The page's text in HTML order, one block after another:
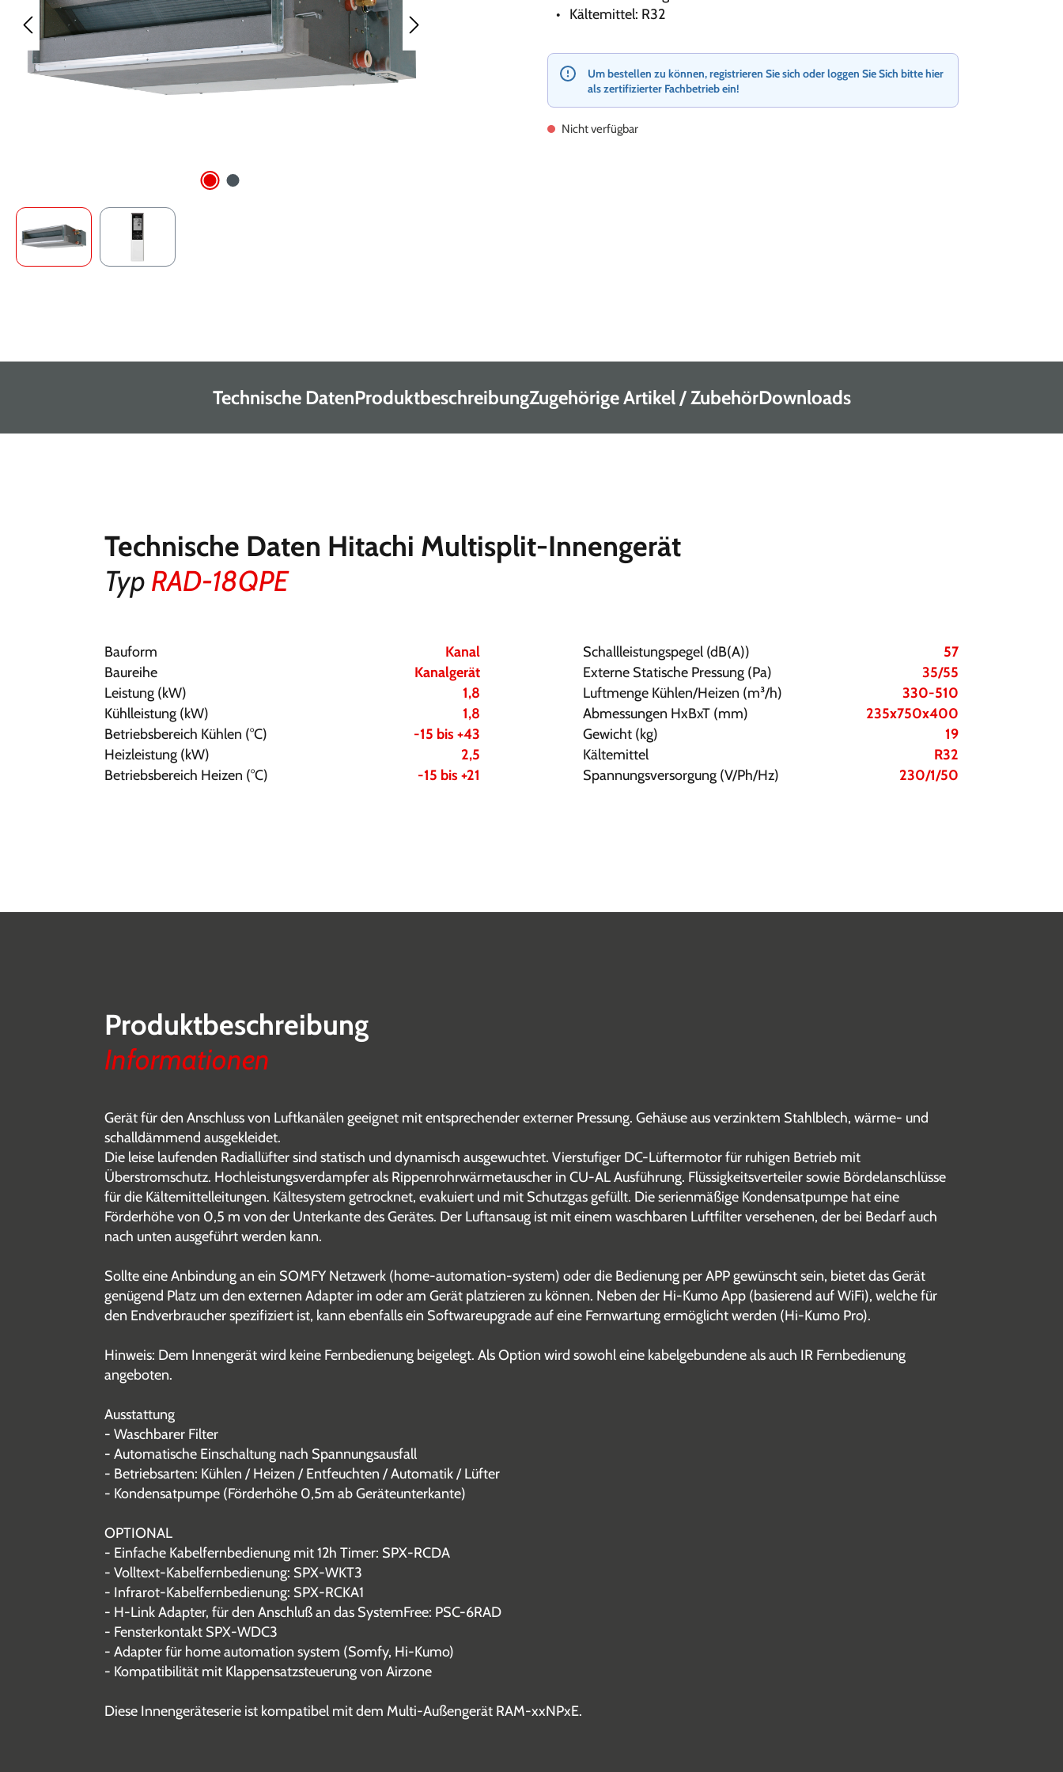
Kältemittel: R32
Um bestellen zu können, registrieren Sie sich oder loggen Sie Sich bitte hier
als zertifizierter Fachbetrieb ein!
Nicht verfügbar
Technische DatenProduktbeschreibungZugehörige Artikel / ZubehörDownloads
Technische Daten Hitachi Multisplit-Innengerät
Typ RAD-18QPE
Bauform
Kanal
Baureihe
Kanalgerät
Leistung (kW)
1,8
Kühlleistung (kW)
1,8
Betriebsbereich Kühlen (°C)
-15 bis +43
Heizleistung (kW)
2,5
Betriebsbereich Heizen (°C)
-15 bis +21
Schallleistungspegel (dB(A))
57
Externe Statische Pressung (Pa)
35/55
Luftmenge Kühlen/Heizen (m³/h)
330-510
Abmessungen HxBxT (mm)
235x750x400
Gewicht (kg)
19
Kältemittel
R32
Spannungsversorgung (V/Ph/Hz)
230/1/50
Produktbeschreibung
Informationen
Gerät für den Anschluss von Luftkanälen geeignet mit entsprechender externer Pressung. Gehäuse aus verzinktem Stahlblech, wärme- und
schalldämmend ausgekleidet.
Die leise laufenden Radiallüfter sind statisch und dynamisch ausgewuchtet. Vierstufiger DC-Lüftermotor für ruhigen Betrieb mit
Überstromschutz. Hochleistungsverdampfer als Rippenrohrwärmetauscher in CU-AL Ausführung. Flüssigkeitsverteiler sowie Bördelanschlüsse
für die Kältemittelleitungen. Kältesystem getrocknet, evakuiert und mit Schutzgas gefüllt. Die serienmäßige Kondensatpumpe hat eine
Förderhöhe von 0,5 m von der Unterkante des Gerätes. Der Luftansaug ist mit einem waschbaren Luftfilter versehenen, der bei Bedarf auch
nach unten ausgeführt werden kann.
Sollte eine Anbindung an ein SOMFY Netzwerk (home-automation-system) oder die Bedienung per APP gewünscht sein, bietet das Gerät
genügend Platz um den externen Adapter im oder am Gerät platzieren zu können. Neben der Hi-Kumo App (basierend auf WiFi), welche für
den Endverbraucher spezifiziert ist, kann ebenfalls ein Softwareupgrade auf eine Fernwartung ermöglicht werden (Hi-Kumo Pro).
Hinweis: Dem Innengerät wird keine Fernbedienung beigelegt. Als Option wird sowohl eine kabelgebundene als auch IR Fernbedienung
angeboten.
Ausstattung
- Waschbarer Filter
- Automatische Einschaltung nach Spannungsausfall
- Betriebsarten: Kühlen / Heizen / Entfeuchten / Automatik / Lüfter
- Kondensatpumpe (Förderhöhe 0,5m ab Geräteunterkante)
OPTIONAL
- Einfache Kabelfernbedienung mit 12h Timer: SPX-RCDA
- Volltext-Kabelfernbedienung: SPX-WKT3
- Infrarot-Kabelfernbedienung: SPX-RCKA1
- H-Link Adapter, für den Anschluß an das SystemFree: PSC-6RAD
- Fensterkontakt SPX-WDC3
- Adapter für home automation system (Somfy, Hi-Kumo)
- Kompatibilität mit Klappensatzsteuerung von Airzone
Diese Innengeräteserie ist kompatibel mit dem Multi-Außengerät RAM-xxNPxE.